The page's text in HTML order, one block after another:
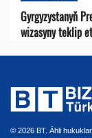
Gyrgyzystanyň
wizasyny teklip
© 2026 BT. Ähli